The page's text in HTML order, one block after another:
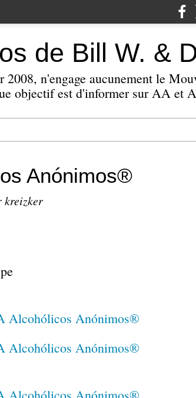
de Bill W. &
2008, n'engage aucunement le
objectif est d'informer sur AA et
Anónimos®
kreizker